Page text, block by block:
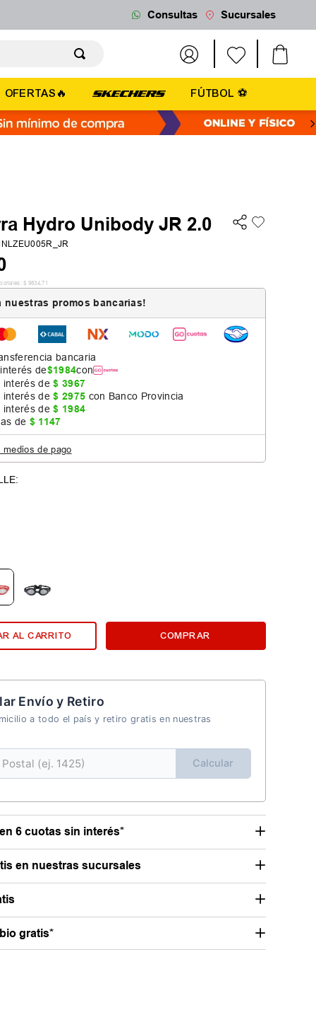
Consultas Sucursales
OFERTAS🔥 FÚTBOL ⚽
Hydro Unibody JR 2.0
$ 9834,71
nuestras promos bancarias!
bancaria
de$1984con
interés de$ 3967
interés de$ 2975 con Banco Provincia
interés de$ 1984
de $ 1147
de pago
AL CARRITO COMPRAR
Envío y Retiro
a todo el país y retiro gratis en nuestras
Calcular
6 cuotas sin interés*
en nuestras sucursales
gratis*